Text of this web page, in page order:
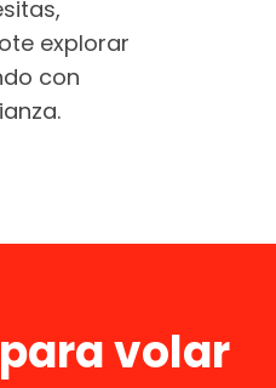
explorar
con
volar